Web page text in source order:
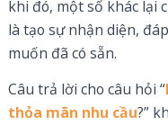
khi đó, một số khác lại
là tạo sự nhận diện,
muốn đã có sẵn.
Câu trả lời cho câu hỏi “
thỏa mãn nhu cầu?”